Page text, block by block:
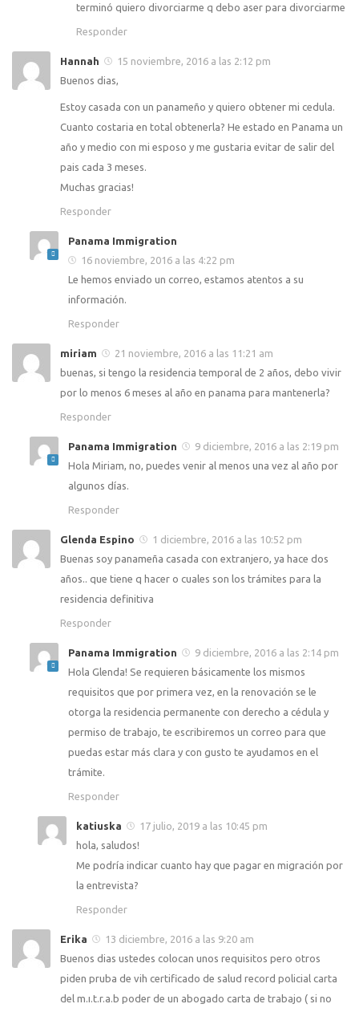
terminó quiero divorciarme q debo aser para divorciarme
Responder
Hannah
15 noviembre, 2016 a las 2:12 pm
Buenos dias,
Estoy casada con un panameño y quiero obtener mi cedula.
Cuanto costaria en total obtenerla? He estado en Panama un
año y medio con mi esposo y me gustaria evitar de salir del
pais cada 3 meses.
Muchas gracias!
Responder
Panama Immigration
16 noviembre, 2016 a las 4:22 pm
Le hemos enviado un correo, estamos atentos a su
información.
Responder
miriam
21 noviembre, 2016 a las 11:21 am
buenas, si tengo la residencia temporal de 2 años, debo vivir
por lo menos 6 meses al año en panama para mantenerla?
Responder
Panama Immigration
9 diciembre, 2016 a las 2:19 pm
Hola Miriam, no, puedes venir al menos una vez al año por
algunos días.
Responder
Glenda Espino
1 diciembre, 2016 a las 10:52 pm
Buenas soy panameña casada con extranjero, ya hace dos
años.. que tiene q hacer o cuales son los trámites para la
residencia definitiva
Responder
Panama Immigration
9 diciembre, 2016 a las 2:14 pm
Hola Glenda! Se requieren básicamente los mismos
requisitos que por primera vez, en la renovación se le
otorga la residencia permanente con derecho a cédula y
permiso de trabajo, te escribiremos un correo para que
puedas estar más clara y con gusto te ayudamos en el
trámite.
Responder
katiuska
17 julio, 2019 a las 10:45 pm
hola, saludos!
Me podría indicar cuanto hay que pagar en migración por
la entrevista?
Responder
Erika
13 diciembre, 2016 a las 9:20 am
Buenos dias ustedes colocan unos requisitos pero otros
piden pruba de vih certificado de salud record policial carta
del m.ı.t.r.a.b poder de un abogado carta de trabajo ( si no